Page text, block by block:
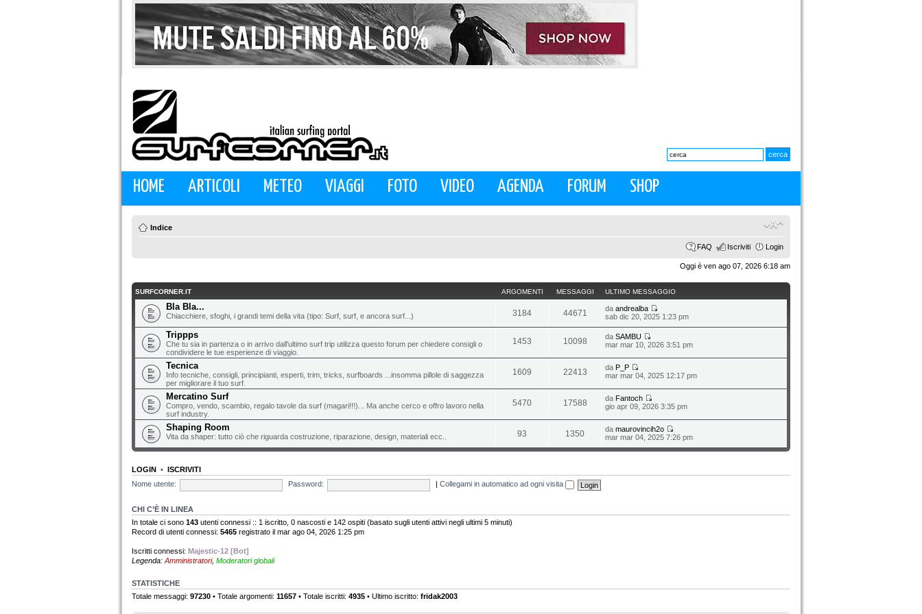
HOME ARTICOLI METEO VIAGGI FOTO VIDEO AGENDA FORUM SHOP
Indice
FAQ Iscriviti Login
Oggi è ven ago 07, 2026 6:18 am
SURFCORNER.IT ARGOMENTI MESSAGGI ULTIMO MESSAGGIO
Bla Bla...
Chiacchiere, sfoghi, i grandi temi della vita (tipo: Surf, surf, e ancora surf...) 3184 44671 da andrealba
sab dic 20, 2025 1:23 pm
Trippps
Che tu sia in partenza o in arrivo dall'ultimo surf trip utilizza questo forum per chiedere consigli o
condividere le tue esperienze di viaggio.
1453 10098 da SAMBU
mar mar 10, 2026 3:51 pm
Tecnica
Info tecniche, consigli, principianti, esperti, trim, tricks, surfboards ...insomma pillole di saggezza
per migliorare il tuo surf.
1609 22413 da P_P
mar mar 04, 2025 12:17 pm
Mercatino Surf
Compro, vendo, scambio, regalo tavole da surf (magari!!!)... Ma anche cerco e offro lavoro nella
surf industry.
5470 17588 da Fantoch
gio apr 09, 2026 3:35 pm
Shaping Room
Vita da shaper: tutto ciò che riguarda costruzione, riparazione, design, materiali ecc.. 93 1350 da maurovincih2o
mar mar 04, 2025 7:26 pm
LOGIN • ISCRIVITI
Nome utente:
Password: Collegami in automatico ad ogni visita
CHI C’È IN LINEA
In totale ci sono 143 utenti connessi :: 1 iscritto, 0 nascosti e 142 ospiti (basato sugli utenti attivi negli ultimi 5 minuti)
Record di utenti connessi: 5465 registrato il mar ago 04, 2026 1:25 pm
Iscritti connessi: Majestic-12 [Bot]
Legenda: Amministratori, Moderatori globali
STATISTICHE
Totale messaggi: 97230 • Totale argomenti: 11657 • Totale iscritti: 4935 • Ultimo iscritto: fridak2003